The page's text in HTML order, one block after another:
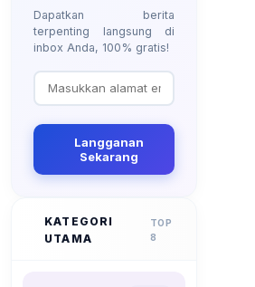
Dapatkan berita
terpenting langsung di
inbox Anda, 100% gratis!
Langganan
Sekarang
KATEGORI
UTAMA
TOP
8